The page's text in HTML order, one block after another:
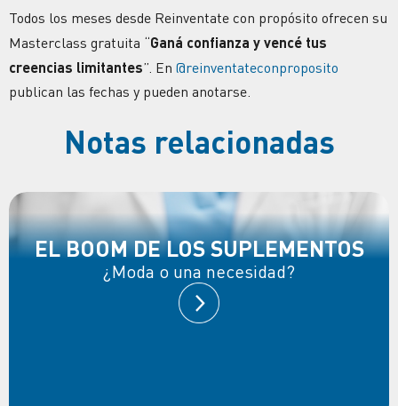
Todos los meses desde Reinventate con propósito ofrecen su
Masterclass gratuita “Ganá confianza y vencé tus
creencias limitantes”. En @reinventateconproposito
publican las fechas y pueden anotarse.
Notas relacionadas
EL BOOM DE LOS SUPLEMENTOS
¿Moda o una necesidad?